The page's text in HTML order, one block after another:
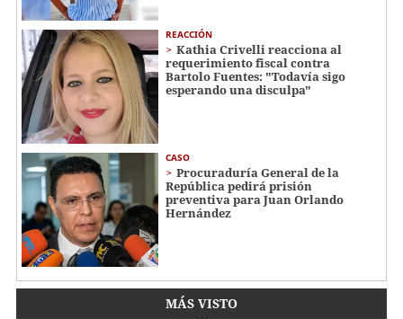
REACCIÓN
Kathia Crivelli reacciona al
requerimiento fiscal contra
Bartolo Fuentes: "Todavía sigo
esperando una disculpa"
CASO
Procuraduría General de la
República pedirá prisión
preventiva para Juan Orlando
Hernández
MÁS VISTO